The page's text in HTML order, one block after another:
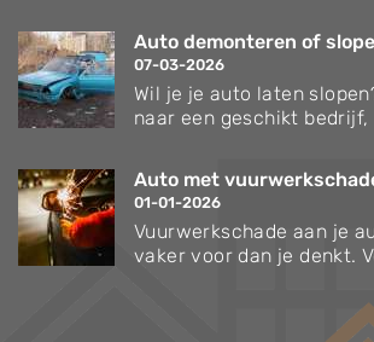
Auto demonteren of
07-03-2026
Wil je je auto laten
naar een geschikt bedrijf,
Auto met
01-01-2026
Vuurwerkschade aan je
vaker voor dan je denkt.